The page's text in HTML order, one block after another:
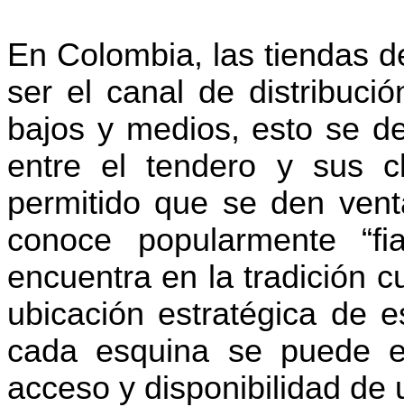
En Colombia, las tiendas
ser el canal de
bajos y medios, esto se
entre el tendero y sus
permitido que se den
conoce popularmente
encuentra en la tradición
ubicación estratégica de
cada esquina se puede
acceso y disponibilidad de